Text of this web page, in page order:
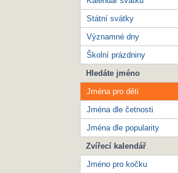
Státní svátky
Významné dny
Školní prázdniny
Hledáte jméno
Jména pro děti
Jména dle četnosti
Jména dle popularity
Zvířecí kalendář
Jméno pro kočku